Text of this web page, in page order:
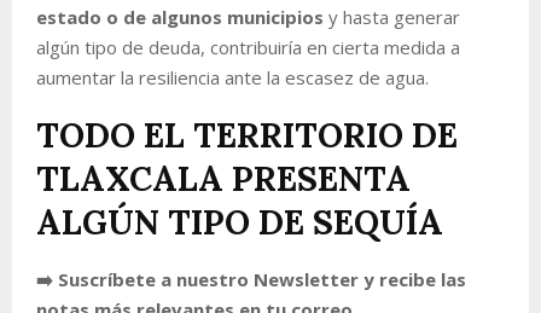
estado o de algunos municipios y hasta generar
algún tipo de deuda, contribuiría en cierta medida a
aumentar la resiliencia ante la escasez de agua.
TODO EL TERRITORIO DE
TLAXCALA PRESENTA
ALGÚN TIPO DE SEQUÍA
➡️ Suscríbete a nuestro Newsletter y recibe las